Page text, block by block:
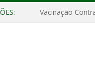
Vacinação